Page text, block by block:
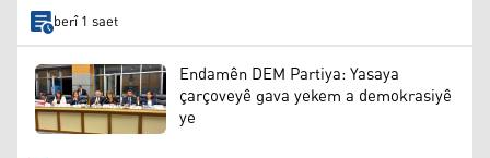
berî 1 saet
Endamên DEM Partiya: Yasaya
çarçoveyê gava yekem a demokrasiyê
ye